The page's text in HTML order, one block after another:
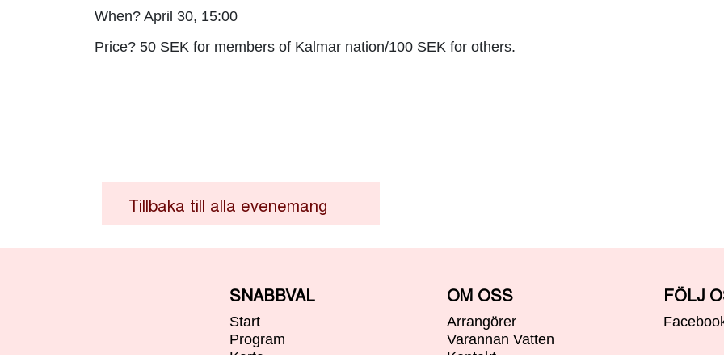
When? April 30, 15:00
Price? 50 SEK for members of Kalmar nation/100 SEK for others.
Tillbaka till alla evenemang
SNABBVAL
Start
Program
Karta
OM OSS
Arrangörer
Varannan Vatten
Kontakt
FÖLJ